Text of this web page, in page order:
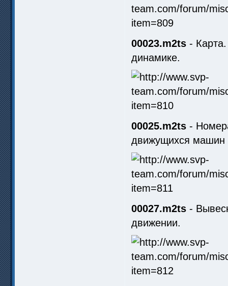
00023.m2ts -
динамике.
00025.m2ts -
движущихся машин
00027.m2ts -
движении.